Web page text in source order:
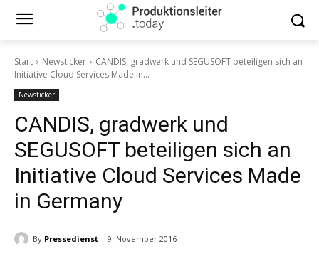
Start Newsticker
CANDIS, gradwerk und SEGUSOFT beteiligen sich an
Initiative Cloud Services Made in...
Newsticker
CANDIS, gradwerk und
SEGUSOFT beteiligen sich an
Initiative Cloud Services Made
in Germany
By Pressedienst 9. November 2016